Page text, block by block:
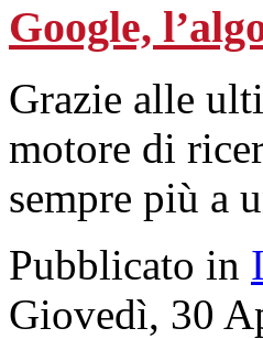
Google,
Grazie alle
motore di
sempre più a
Pubblicato in
Giovedì, 30